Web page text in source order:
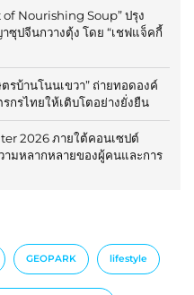
of Nourishing Soup” ปรุง
ปจีนกวางตุ้ง โดย “เชฟแจ็คกี้
รบ้านโนนเขวา” ถ่ายทอดองค์
กรไทยให้เติบโตอย่างยั่งยืน
2026 ภายใต้คอนเซปต์
มหลากหลายของผู้คนและการ
GEOPARK lifestyle